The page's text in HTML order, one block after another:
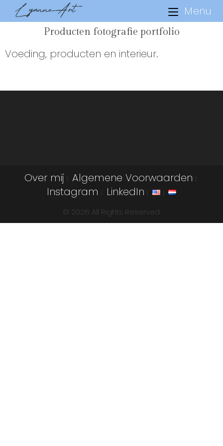
Menu
Producten fotografie portfolio
Voeding, producten en interieur.
Over mij
Algemene Voorwaarden
Instagram
LinkedIn
© 2026 All Rights Reserved.